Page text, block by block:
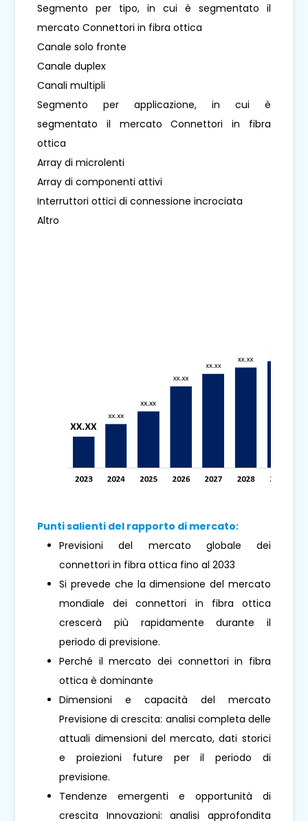
Segmento per tipo, in cui è segmentato il
mercato Connettori in fibra ottica
Canale solo fronte
Canale duplex
Canali multipli
Segmento per applicazione, in cui è
segmentato il mercato Connettori in fibra
ottica
Array di microlenti
Array di componenti attivi
Interruttori ottici di connessione incrociata
Altro
Punti salienti del rapporto di mercato:
Previsioni del mercato globale dei
connettori in fibra ottica fino al 2033
Si prevede che la dimensione del mercato
mondiale dei connettori in fibra ottica
crescerà più rapidamente durante il
periodo di previsione.
Perché il mercato dei connettori in fibra
ottica è dominante
Dimensioni e capacità del mercato
Previsione di crescita: analisi completa delle
attuali dimensioni del mercato, dati storici
e proiezioni future per il periodo di
previsione.
Tendenze emergenti e opportunità di
crescita Innovazioni: analisi approfondita